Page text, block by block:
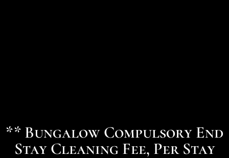
** Bungalow Compulsory End
Stay Cleaning Fee, Per Stay